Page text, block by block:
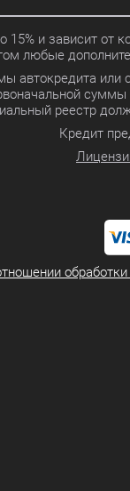
15% и зависит
любые
автокредита или
реестр
Кредит